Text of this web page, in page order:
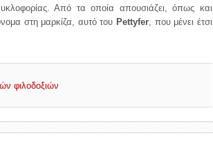
Από τα οποία απουσιάζει, όπως και
στη μαρκίζα, αυτό του Pettyfer, που μένει έτσι
φιλοδοξιών